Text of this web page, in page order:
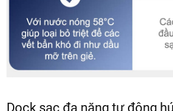
Dock sạc đa năng tự động